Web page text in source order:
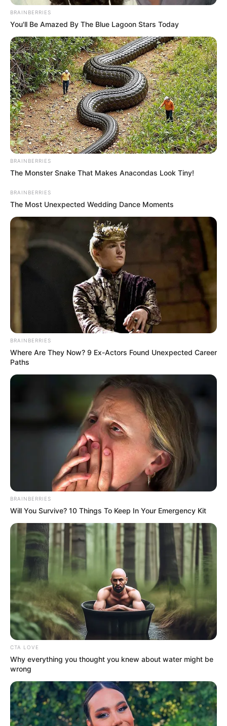
BRAINBERRIES
You'll Be Amazed By The Blue Lagoon Stars Today
BRAINBERRIES
The Monster Snake That Makes Anacondas Look Tiny!
BRAINBERRIES
The Most Unexpected Wedding Dance Moments
BRAINBERRIES
Where Are They Now? 9 Ex-Actors Found Unexpected Career
Paths
BRAINBERRIES
Will You Survive? 10 Things To Keep In Your Emergency Kit
CTA LOVE
Why everything you thought you knew about water might be
wrong